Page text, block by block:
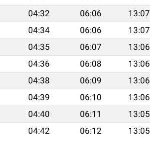
04:32 06:06 13:07
04:34 06:06 13:07
04:35 06:07 13:06
04:36 06:08 13:06
04:38 06:09 13:06
04:39 06:10 13:06
04:40 06:11 13:05
04:42 06:12 13:05